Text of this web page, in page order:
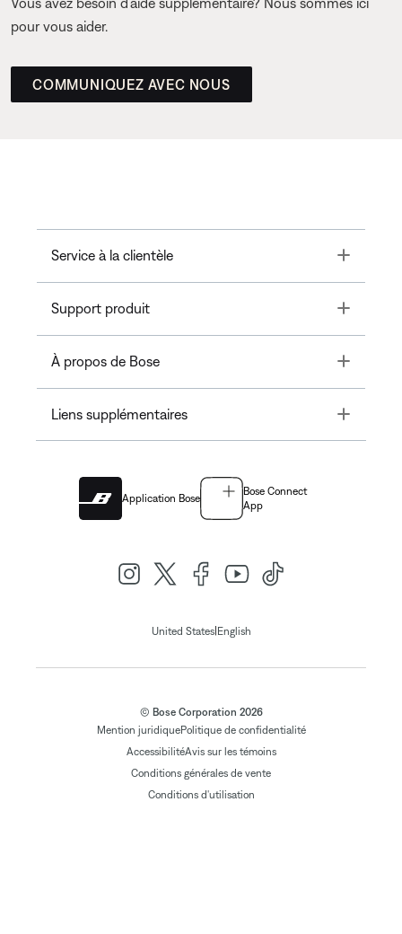
pour vous aider.
COMMUNIQUEZ AVEC NOUS
Service à la clientèle Toggle
Support produit Toggle
À propos de Bose Toggle
Liens supplémentaires Toggle
Application Bose
Bose Connect
App
United States| English
© Bose Corporation 2026
Mention juridiquePolitique de confidentialité
AccessibilitéAvis sur les témoins
Conditions générales de vente
Conditions d'utilisation